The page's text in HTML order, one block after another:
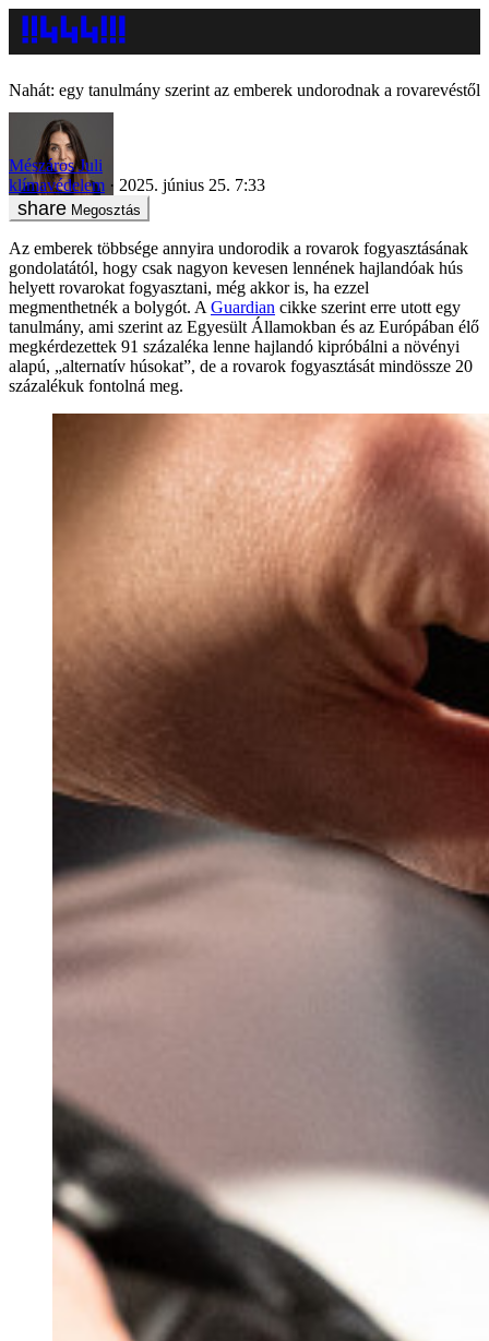
Nahát: egy tanulmány szerint az emberek undorodnak a rovarevéstől
Mészáros Juli
klímavédelem
2025. június 25. 7:33
Megosztás
Az emberek többsége annyira undorodik a rovarok fogyasztásának
gondolatától, hogy csak nagyon kevesen lennének hajlandóak hús
helyett rovarokat fogyasztani, még akkor is, ha ezzel
megmenthetnék a bolygót. A Guardian cikke szerint erre utott egy
tanulmány, ami szerint az Egyesült Államokban és az Európában élő
megkérdezettek 91 százaléka lenne hajlandó kipróbálni a növényi
alapú, „alternatív húsokat”, de a rovarok fogyasztását mindössze 20
százalékuk fontolná meg.